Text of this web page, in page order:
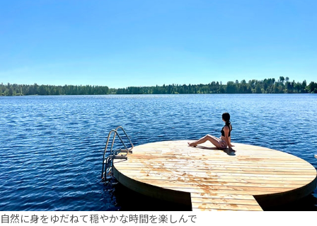
自然に身をゆだねて穏やかな時間を楽しんで